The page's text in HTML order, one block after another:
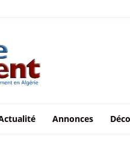
Annonces Déco